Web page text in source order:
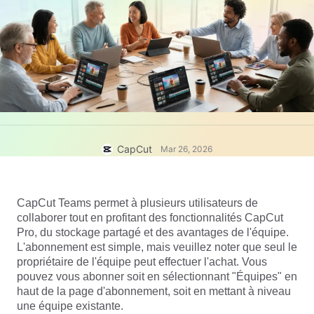
Texte et contenu audio
Légendes automatiques
Modèles de légendes
Reconnaissance vocale
Texte en discours
Amélioration de la voix
Réduction du bruit
Image
Marketing
Style de vie et vlogs
Conception personnalisée
Plus
Ressources
Tendances du marché
Principales sélections
Tendances et astuces en matière de modèles
Plus
Modèles par secteur
Modèles de récapitulatif
Centre de confiance
Centre d'aide
Salle de rédaction
Ouvrir CapCut
CapCut Mar 26, 2026
CapCut Teams permet à plusieurs utilisateurs de
collaborer tout en profitant des fonctionnalités CapCut
Pro, du stockage partagé et des avantages de l'équipe.
L'abonnement est simple, mais veuillez noter que seul le
propriétaire de l'équipe peut effectuer l'achat. Vous
pouvez vous abonner soit en sélectionnant "Équipes" en
haut de la page d'abonnement, soit en mettant à niveau
une équipe existante.